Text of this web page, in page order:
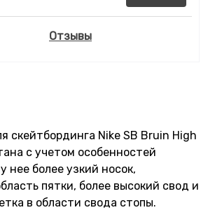
Отзывы
скейтбординга Nike SB Bruin High
с учетом особенностей
нее более узкий носок,
пятки, более высокий свод и
в области свода стопы.